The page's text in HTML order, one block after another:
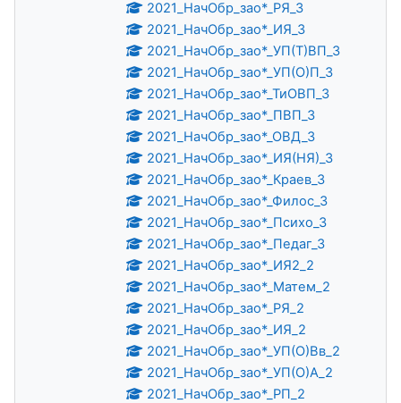
2021_НачОбр_зао*_РЯ_3
2021_НачОбр_зао*_ИЯ_3
2021_НачОбр_зао*_УП(Т)ВП_3
2021_НачОбр_зао*_УП(О)П_3
2021_НачОбр_зао*_ТиОВП_3
2021_НачОбр_зао*_ПВП_3
2021_НачОбр_зао*_ОВД_3
2021_НачОбр_зао*_ИЯ(НЯ)_3
2021_НачОбр_зао*_Краев_3
2021_НачОбр_зао*_Филос_3
2021_НачОбр_зао*_Психо_3
2021_НачОбр_зао*_Педаг_3
2021_НачОбр_зао*_ИЯ2_2
2021_НачОбр_зао*_Матем_2
2021_НачОбр_зао*_РЯ_2
2021_НачОбр_зао*_ИЯ_2
2021_НачОбр_зао*_УП(О)Вв_2
2021_НачОбр_зао*_УП(О)А_2
2021_НачОбр_зао*_РП_2